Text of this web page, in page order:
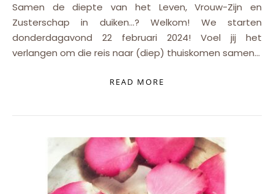
Samen de diepte van het Leven, Vrouw-Zijn en
Zusterschap in duiken…? Welkom! We starten
donderdagavond 22 februari 2024! Voel jij het
verlangen om die reis naar (diep) thuiskomen samen…
READ MORE